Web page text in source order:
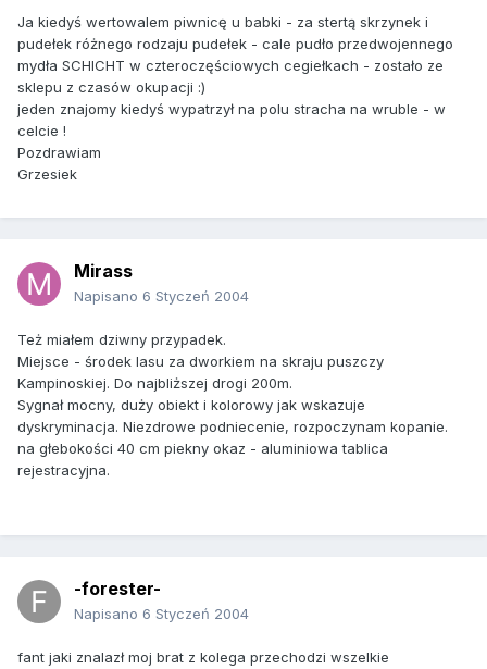
Ja kiedyś wertowalem piwnicę u babki - za stertą skrzynek i
pudełek różnego rodzaju pudełek - cale pudło przedwojennego
mydła SCHICHT w czteroczęściowych cegiełkach - zostało ze
sklepu z czasów okupacji :)
jeden znajomy kiedyś wypatrzył na polu stracha na wruble - w
celcie !
Pozdrawiam
Grzesiek
Mirass
Napisano 6 Styczeń 2004
Też miałem dziwny przypadek.
Miejsce - środek lasu za dworkiem na skraju puszczy
Kampinoskiej. Do najbliższej drogi 200m.
Sygnał mocny, duży obiekt i kolorowy jak wskazuje
dyskryminacja. Niezdrowe podniecenie, rozpoczynam kopanie.
na głebokości 40 cm piekny okaz - aluminiowa tablica
rejestracyjna.
-forester-
Napisano 6 Styczeń 2004
fant jaki znalazł moj brat z kolega przechodzi wszelkie